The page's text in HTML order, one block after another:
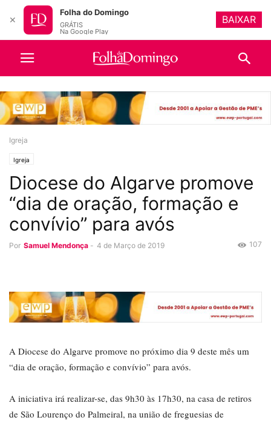
Igreja
Igreja
Diocese do Algarve promove
“dia de oração, formação e
convívio” para avós
Por Samuel Mendonça - 4 de Março de 2019 107
A Diocese do Algarve promove no próximo dia 9 deste mês um
“dia de oração, formação e convívio” para avós.
A iniciativa irá realizar-se, das 9h30 às 17h30, na casa de retiros
de São Lourenço do Palmeiral, na união de freguesias de
✕
Folha do Domingo
GRÁTIS
Na Google Play
BAIXAR